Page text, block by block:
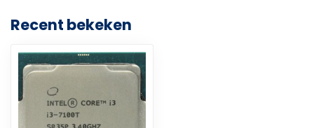
Recent bekeken